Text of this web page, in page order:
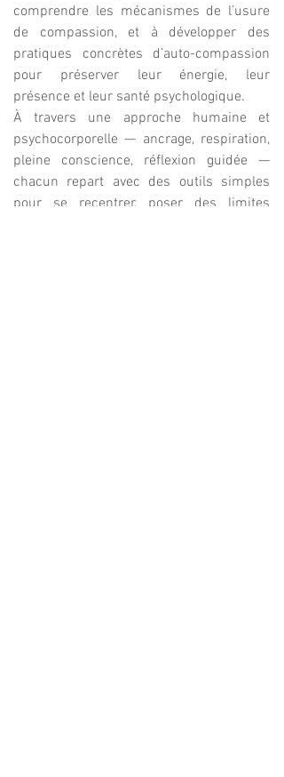
comprendre les mécanismes de l’usure
de compassion, et à développer des
pratiques concrètes d’auto-compassion
pour préserver leur énergie, leur
présence et leur santé psychologique.
À travers une approche humaine et
psychocorporelle — ancrage, respiration,
pleine conscience, réflexion guidée —
chacun repart avec des outils simples
pour se recentrer, poser des limites